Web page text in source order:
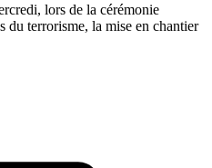
lors de la cérémonie
du terrorisme, la mise en chantier